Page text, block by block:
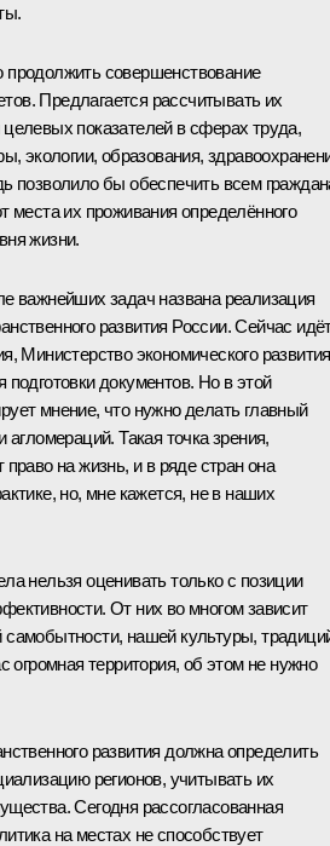
продолжить совершенствование
Предлагается рассчитывать их
показателей в сферах труда,
экологии, образования,
позволило бы обеспечить всем
места их проживания определённого
жизни.
важнейших задач названа реализация
развития России. Сейчас
Министерство экономического развития
подготовки документов. Но в этой
мнение, что нужно делать главный
агломераций. Такая точка зрения,
на жизнь, и в ряде стран она
но, мне кажется, не в наших
нельзя оценивать только с позиции
От них во многом зависит
нашей культуры,
огромная территория, об этом не нужно
развития должна определить
регионов, учитывать их
Сегодня рассогласованная
на местах не способствует